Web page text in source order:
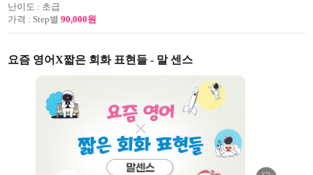
난이도 : 초급
가격 : Step별 90,000원
요즘 영어X짧은 회화 표현들 - 말 센스